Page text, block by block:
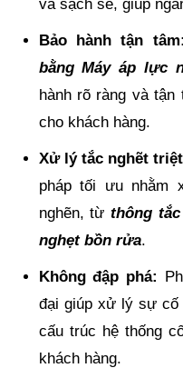
và sạch sẽ, giúp
Bảo hành tận tâm:
bằng Máy áp lực
hành rõ ràng và
cho khách hàng.
Xử lý tắc nghẽt
pháp tối ưu
nghẽn, từthông
nghẹt bồn rửa.
Không đập phá:
đại giúp xử lý sự cố
cấu trúc hệ thống
khách hàng.